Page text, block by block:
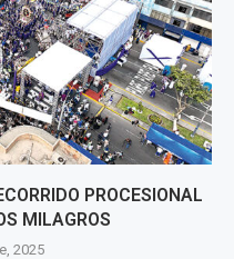
PROCESIONAL
MILAGROS
2025